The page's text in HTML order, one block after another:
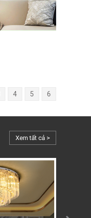
4 5 6
Xem tất cả >